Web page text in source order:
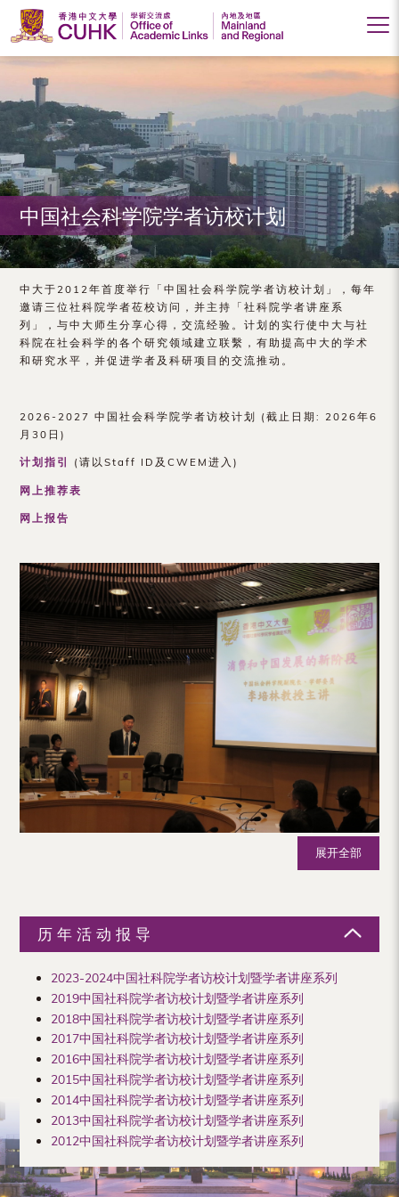
香
港
中
文
大
学
学
术
交
流
（内
地
及
地
中国社会科学院学者访校计划
中大于2012年首度举行「中国社会科学院学者访校计划」，每年
邀请三位社科院学者莅校访问，并主持「社科院学者讲座系
列」，与中大师生分享心得，交流经验。计划的实行使中大与社
科院在社会科学的各个研究领域建立联繫，有助提高中大的学术
和研究水平，并促进学者及科研项目的交流推动。
2026-2027 中国社会科学院学者访校计划 (截止日期: 2026年6
月30日)
计划指引 (请以Staff ID及CWEM进入)
网上推荐表
网上报告
展开全部
历年活动报导
2023-2024中国社科院学者访校计划暨学者讲座系列
2019中国社科院学者访校计划暨学者讲座系列
2018中国社科院学者访校计划暨学者讲座系列
2017中国社科院学者访校计划暨学者讲座系列
2016中国社科院学者访校计划暨学者讲座系列
2015中国社科院学者访校计划暨学者讲座系列
2014中国社科院学者访校计划暨学者讲座系列
2013中国社科院学者访校计划暨学者讲座系列
2012中国社科院学者访校计划暨学者讲座系列